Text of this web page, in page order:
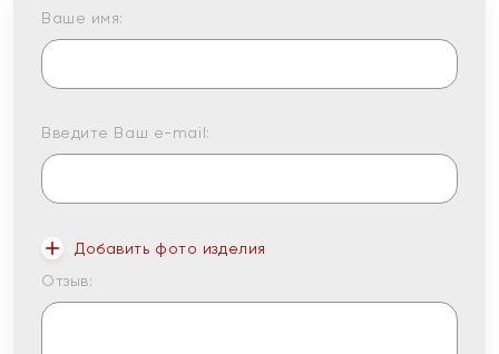
Ваше имя:
Введите Ваш e-mail:
Добавить фото изделия
Отзыв: